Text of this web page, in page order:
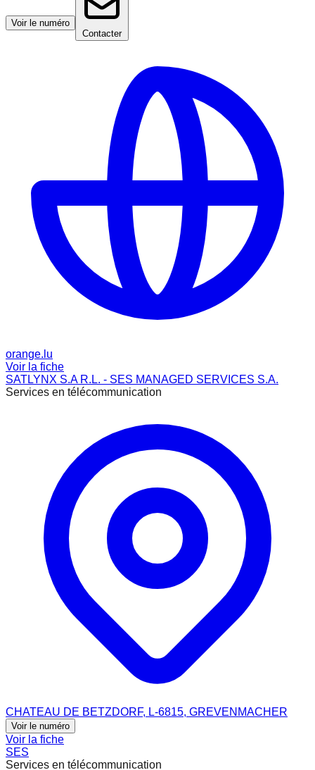
Voir le numéro
Contacter
orange.lu
Voir la fiche
SATLYNX S.A R.L. - SES MANAGED SERVICES S.A.
Services en télécommunication
CHATEAU DE BETZDORF, L-6815, GREVENMACHER
Voir le numéro
Voir la fiche
SES
Services en télécommunication